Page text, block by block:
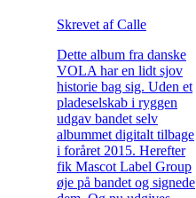
Skrevet af Calle
Dette album fra danske
VOLA har en lidt sjov
historie bag sig. Uden et
pladeselskab i ryggen
udgav bandet selv
albummet digitalt tilbage
i foråret 2015. Herefter
fik Mascot Label Group
øje på bandet og signede